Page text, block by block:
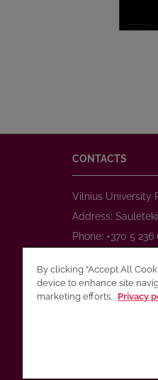
CONTACTS
Vilnius University
Address:
Phone: +370 5 236
E-mail:
www.journals.vu.lt
By clicking “Accept All
device to enhance site
marketing efforts. Privacy